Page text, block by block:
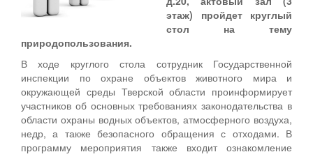
этаж) пройдет круглый
стол на тему
природопользования.
В ходе круглого стола сотрудник Государственной
инспекции по охране объектов животного мира и
окружающей среды Тверской области проинформирует
участников об основных требованиях законодательства в
области охраны водных объектов, атмосферного воздуха,
недр, а также безопасного обращения с отходами. В
программу мероприятия также входит ознакомление